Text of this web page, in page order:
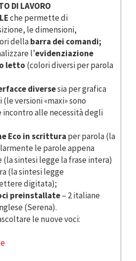
DI LAVORO
che permette di
le dimensioni,
dellabarra dei comandi;
l’evidenziazione
letto (colori diversi per parola
diversesia per grafica
versioni «maxi» sono
incontro alle necessità degli
Eco in scrittura per parola (la
le parole appena
sintesi legge la frase intera)
(la sintesi legge
digitata);
preinstallate– 2 italiane
(Serena).
le nuove voci: